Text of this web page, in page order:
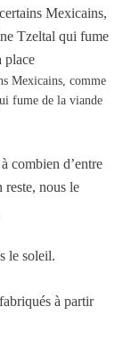
Mexicains, comme
fume de la viande
combien d’entre
reste, nous le
le soleil.
à partir